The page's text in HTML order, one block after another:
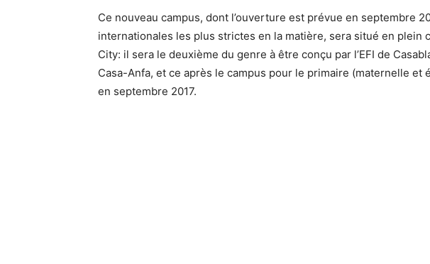
Ce nouveau campus, dont l’ouverture est prévue en septembre
internationales les plus strictes en la matière, sera situé en plein
City: il sera le deuxième du genre à être conçu par l’EFI de
Casa-Anfa, et ce après le campus pour le primaire (maternelle et
en septembre 2017.